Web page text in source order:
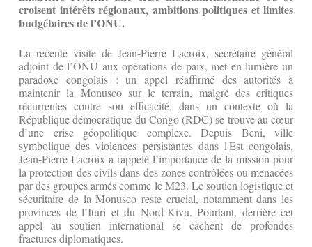
croisent intérêts régionaux, ambitions politiques et limites
budgétaires de l’ONU.
La récente visite de Jean-Pierre Lacroix, secrétaire général
adjoint de l’ONU aux opérations de paix, met en lumière un
paradoxe congolais : un appel réaffirmé des autorités à
maintenir la Monusco sur le terrain, malgré des critiques
récurrentes contre son efficacité, dans un contexte où la
République démocratique du Congo (RDC) se trouve au cœur
d’une crise géopolitique complexe. Depuis Beni, ville
symbolique des violences persistantes dans l'Est congolais,
Jean-Pierre Lacroix a rappelé l’importance de la mission pour
la protection des civils dans des zones contrôlées ou menacées
par des groupes armés comme le M23. Le soutien logistique et
sécuritaire de la Monusco reste crucial, notamment dans les
provinces de l’Ituri et du Nord-Kivu. Pourtant, derrière cet
appel au soutien international se cachent de profondes
fractures diplomatiques.